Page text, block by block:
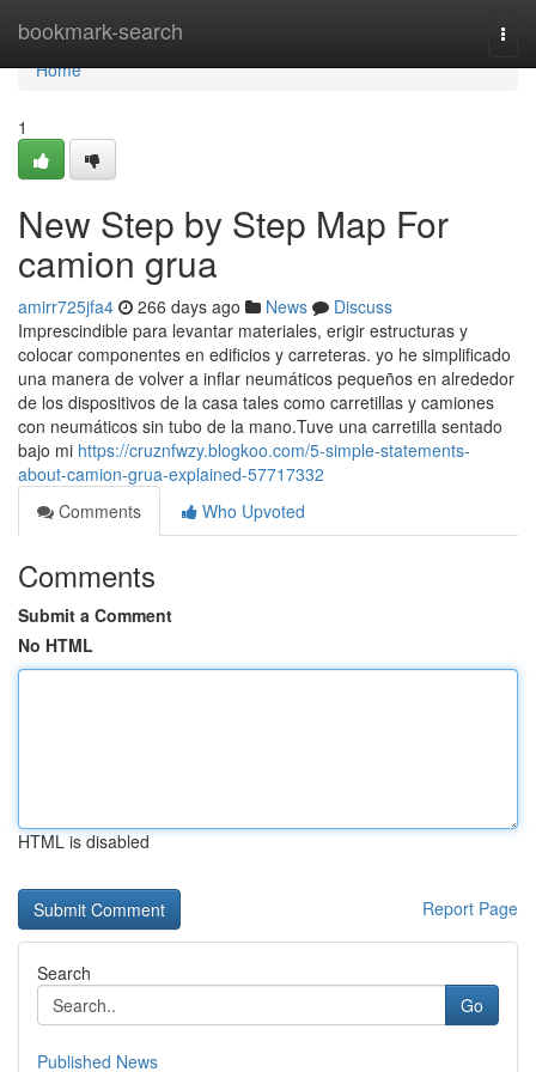
bookmark-search
Home
Home
1
New Step by Step Map For
camion grua
amirr725jfa4 266 days ago News
Discuss
Imprescindible para levantar materiales, erigir estructuras y
colocar componentes en edificios y carreteras. yo he simplificado
una manera de volver a inflar neumáticos pequeños en alrededor
de los dispositivos de la casa tales como carretillas y camiones
con neumáticos sin tubo de la mano.Tuve una carretilla sentado
bajo mi https://cruznfwzy.blogkoo.com/5-simple-statements-
about-camion-grua-explained-57717332
Comments
Who Upvoted
Comments
Submit a Comment
No HTML
HTML is disabled
Report Page
Search
Go
Published News